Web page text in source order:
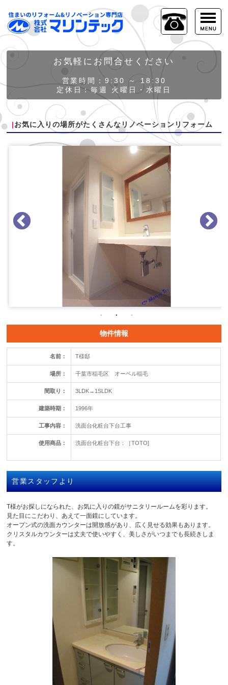
お気軽にお問合せください
営業時間：9:30 ～ 18:30
定休日：毎週 火曜日・水曜日
お気に入りの場所がたくさんなリノベーションリフォーム
物件情報
名前： T様邸
場所： 千葉市稲毛区 オーベル稲毛
間取り： 3LDK→1SLDK
建築時期： 1996年
工事内容： 洗面台化粧台下台工事
使用商品： 洗面台化粧台下台：［TOTO]
営業スタッフより
T様がお探しになられた、お気に入りの鏡がサニタリールームを彩ります。
見た目にこだわり、あえて一面鏡にしています。
オープン式の洗面カウンターは開放感があり、広く見せる効果もあります。
クリスタルカウンターは丈夫で使いやすく、美しさがいつまでも長続きしま
す。